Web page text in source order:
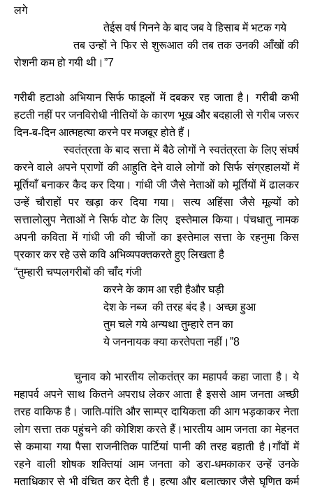
लगे
तेईस वर्ष गिनने के बाद जब वे हिसाब में भटक गये
तब उन्हों ने फिर से शुरूआत की तब तक उनकी आँखों की
रोशनी कम हो गयी थी। ”7
गरीबी हटाओ अभियान सिर्फ फाइलों में दबकर रह जाता है। गरीबी कभी
हटती नहीं पर जनविरोधी नीतियों के कारण भूख और बदहाली से गरीब जरूर
दिन-ब-दिन आत्महत्या करने पर मजबूर होते हैं।
स्वतंत्रता के बाद सत्ता में बैठे लोगों ने स्वतंत्रता के लिए संघर्ष
करने वाले अपने प्राणों की आहुति देने वाले लोगों को सिर्फ संग्रहालयों में
मूर्तियाँ बनाकर कैद कर दिया। गांधी जी जैसे नेताओं को मूर्तियों में ढालकर
उन्हें चौराहों पर खड़ा कर दिया गया। सत्य अहिंसा जैसे मूल्यों को
सत्तालोलुप नेताओं ने सिर्फ वोट के लिए इस्तेमाल किया। पंचधातु नामक
अपनी कविता में गांधी जी की चीजों का इस्तेमाल सत्ता के रहनुमा किस
प्रकार कर रहे उसे कवि अभिव्यपक्तकरते हुए लिखता है
“तुम्हारी चप्पलगरीबों की चाँद गंजी
करने के काम आ रही हैऔर घड़ी
देश के नब्ज की तरह बंद है। अच्छा हुआ
तुम चले गये अन्यथा तुम्हारे तन का
ये जननायक क्या करतेपता नहीं। ”8
चुनाव को भारतीय लोकतंत्र का महापर्व कहा जाता है। ये
महापर्व अपने साथ कितने अपराध लेकर आता है इससे आम जनता अच्छी
तरह वाकिफ है। जाति-पांति और साम्प्र दायिकता की आग भड़काकर नेता
लोग सत्ता तक पहुंचने की कोशिश करते हैं।भारतीय आम जनता का मेहनत
से कमाया गया पैसा राजनीतिक पार्टियां पानी की तरह बहाती है।गाँवों में
रहने वाली शोषक शक्तियां आम जनता को डरा-धमकाकर उन्हें उनके
मताधिकार से भी वंचित कर देती है। हत्या और बलात्कार जैसे घृणित कर्म